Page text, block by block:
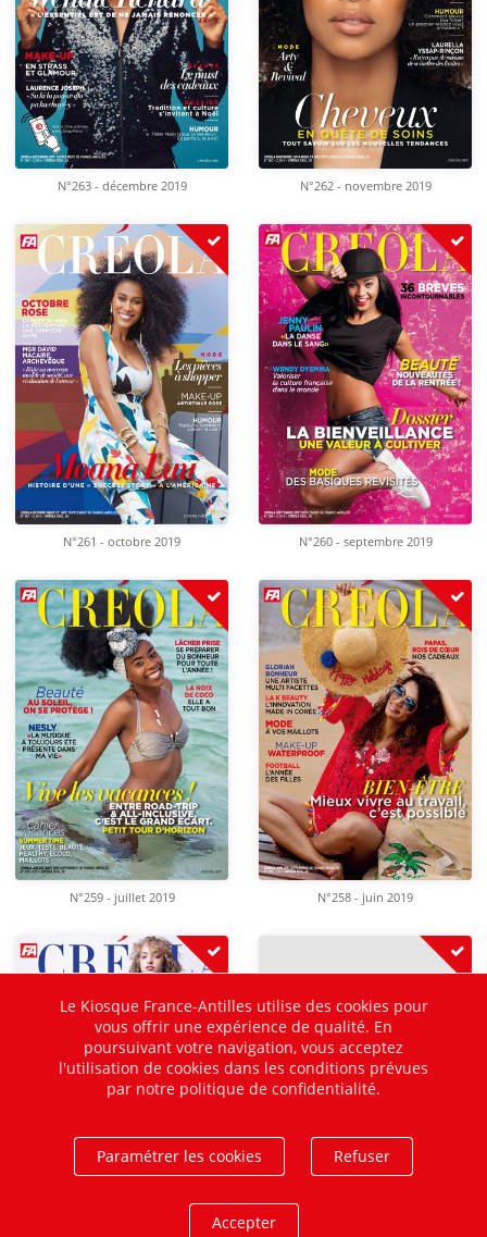
N°263 - décembre 2019 N°262 - novembre 2019
N°261 - octobre 2019 N°260 - septembre 2019
N°259 - juillet 2019 N°258 - juin 2019
Le Kiosque France-Antilles utilise des cookies pour
vous offrir une expérience de qualité. En
poursuivant votre navigation, vous acceptez
l'utilisation de cookies dans les conditions prévues
par notre politique de confidentialité.
Paramétrer les cookies Refuser
Accepter